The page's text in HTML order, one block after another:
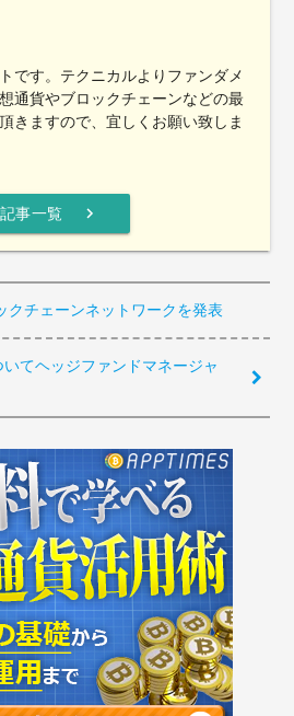
です。テクニカルよりファンダメ
通貨やブロックチェーンなどの最
きますので、宜しくお願い致しま
記事一覧 chevron_right
クチェーンネットワークを発表
てヘッジファンドマネージャ